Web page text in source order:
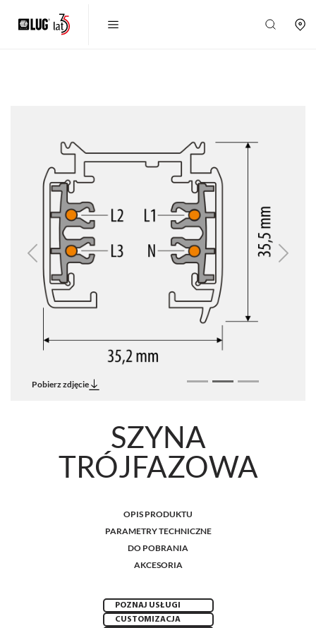
Previous Next
Pobierz zdjęcie
SZYNA
TRÓJFAZOWA
OPIS PRODUKTU
PARAMETRY TECHNICZNE
DO POBRANIA
AKCESORIA
POZNAJ USŁUGI
CUSTOMIZACJA